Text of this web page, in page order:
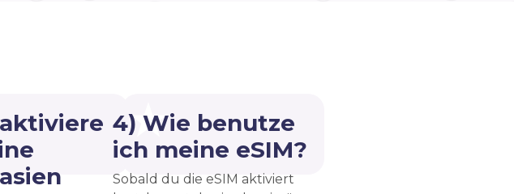
4) Wie benutze
ich meine eSIM?
Sobald du die eSIM aktiviert